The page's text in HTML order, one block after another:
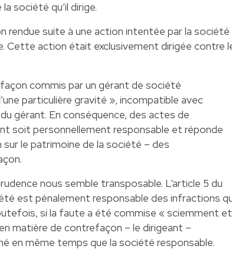
société qu’il dirige.
rendue suite à une action intentée par la société
Cette action était exclusivement dirigée contre
commis par un gérant de société
particulière gravité », incompatible avec
gérant. En conséquence, des actes de
soit personnellement responsable et réponde
le patrimoine de la société – des
nous semble transposable. L’article 5 du
est pénalement responsable des infractions
si la faute a été commise « sciemment et
matière de contrefaçon – le dirigeant –
en même temps que la société responsable.